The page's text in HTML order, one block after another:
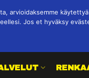
arvioidaksemme
Jos et hyväksy